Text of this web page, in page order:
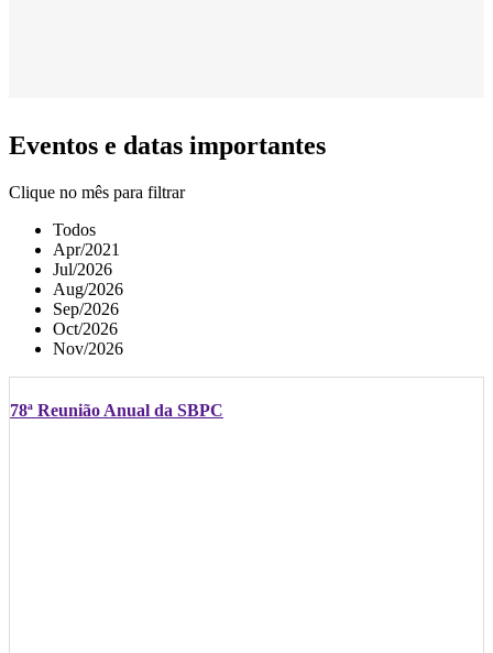
Eventos e datas importantes
Clique no mês para filtrar
Todos
Apr/2021
Jul/2026
Aug/2026
Sep/2026
Oct/2026
Nov/2026
78ª Reunião Anual da SBPC